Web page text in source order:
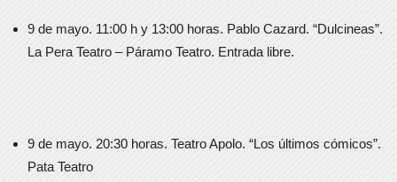
9 de mayo. 11:00 h y 13:00 horas. Pablo Cazard. “Dulcineas”.
La Pera Teatro – Páramo Teatro. Entrada libre.
9 de mayo. 20:30 horas. Teatro Apolo. “Los últimos cómicos”.
Pata Teatro